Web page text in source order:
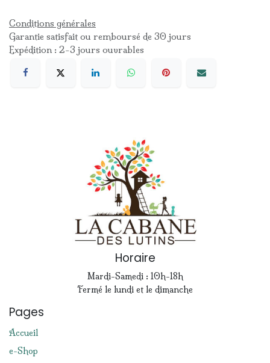
Conditions générales
Garantie satisfait ou remboursé de 30 jours
Expédition : 2-3 jours ouvrables
Horaire
Mardi-Samedi : 10h-18h
Fermé le lundi et le dimanche
Pages
Accueil
e-Shop